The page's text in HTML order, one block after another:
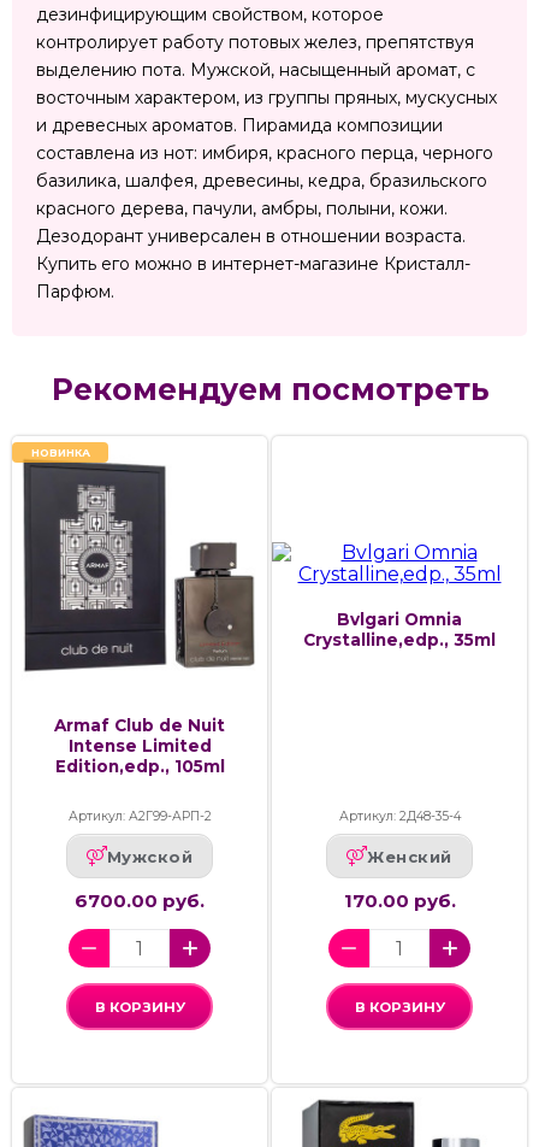
дезинфицирующим свойством, которое
контролирует работу потовых желез, препятствуя
выделению пота. Мужской, насыщенный аромат, с
восточным характером, из группы пряных, мускусных
и древесных ароматов. Пирамида композиции
составлена из нот: имбиря, красного перца, черного
базилика, шалфея, древесины, кедра, бразильского
красного дерева, пачули, амбры, полыни, кожи.
Дезодорант универсален в отношении возраста.
Купить его можно в интернет-магазине Кристалл-
Парфюм.
Рекомендуем посмотреть
НОВИНКА
Armaf Club de Nuit
Intense Limited
Edition,edp., 105ml
Артикул: А2Г99-АРП-2
Мужской
6700.00 руб.
В КОРЗИНУ
Bvlgari Omnia
Crystalline,edp., 35ml
Артикул: 2Д48-35-4
Женский
170.00 руб.
В КОРЗИНУ